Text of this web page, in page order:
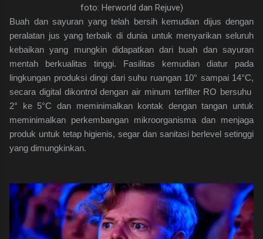
foto: Herworld dan Rejuve)
Buah dan sayuran yang telah bersih kemudian dijus dengan
peralatan jus yang terbaik di dunia untuk menyarikan seluruh
kebaikan yang mungkin didapatkan dari buah dan sayuran
mentah berkualitas tinggi. Fasilitas kemudian diatur pada
lingkungan produksi dingi dari suhu ruangan 10° sampai 14°C,
secara digital dikontrol dengan air minum terfilter RO bersuhu
2° ke 5°C dan meminimalkan kontak dengan tangan untuk
meminimalkan perkembangan mikroorganisma dan menjaga
produk untuk tetap higienis, segar dan sanitasi berlevel setinggi
yang dimungkinkan.